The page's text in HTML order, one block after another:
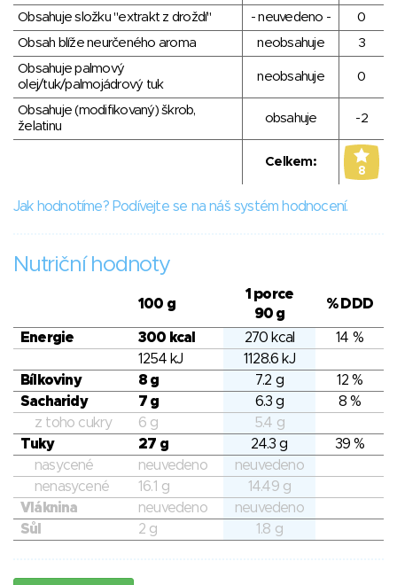
Obsahuje složku "extrakt z droždí"
- neuvedeno -
0
Obsah blíže neurčeného aroma
neobsahuje
3
Obsahuje palmový
olej/tuk/palmojádrový tuk
neobsahuje 0
Obsahuje (modifikovaný) škrob,
želatinu
obsahuje -2
Celkem:
8
Jak hodnotíme? Podívejte se na náš systém hodnocení.
Nutriční hodnoty
100 g
1 porce
90 g
% DDD
Energie 300 kcal 270 kcal
14 %
1254 kJ
1128.6 kJ
Bílkoviny
8 g 7.2 g
12 %
Sacharidy
7 g 6.3 g
8 %
z toho cukry
6 g
5.4 g
Tuky
27 g 24.3 g
39 %
nasycené
neuvedeno
neuvedeno
nenasycené
16.1 g
14.49 g
Vláknina
neuvedeno
neuvedeno
Sůl
2 g 1.8 g